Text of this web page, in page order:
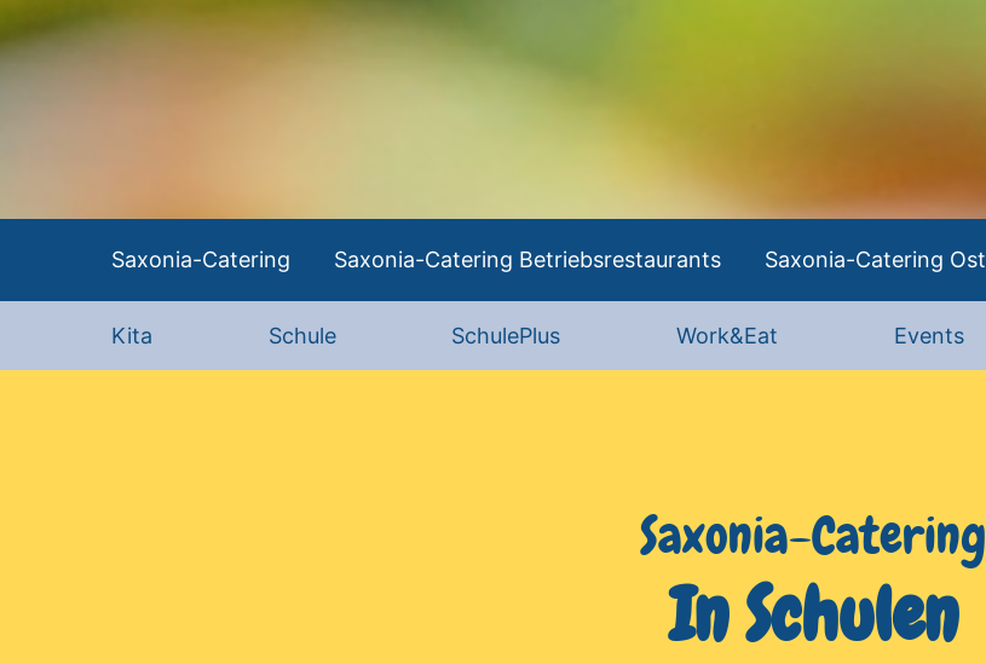
Saxonia-Catering Saxonia-Catering Betriebsrestaurants Saxonia-Catering Ost
Kita Schule SchulePlus Work&Eat Events
Saxonia-Catering
In Schulen